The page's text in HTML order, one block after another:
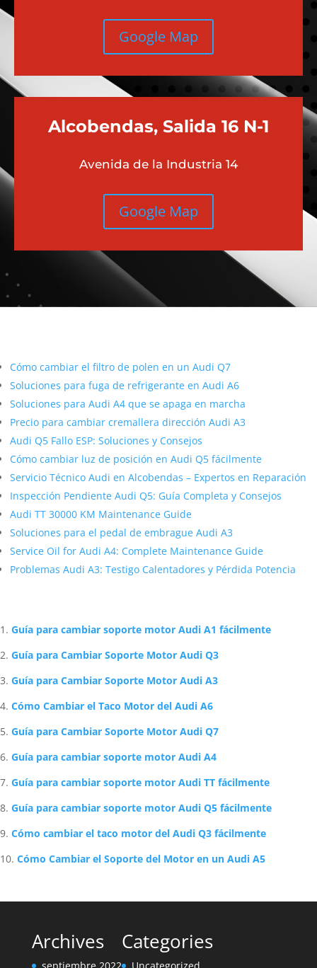
Google Map
Alcobendas, Salida 16 N-1
Avenida de la Industria 14
Google Map
Cómo cambiar el filtro de polen en un Audi Q7
Soluciones para fuga de refrigerante en Audi A6
Soluciones para Audi A4 que se apaga en marcha
Precio para cambiar cremallera dirección Audi A3
Audi Q5 Fallo ESP: Soluciones y Consejos
Cómo cambiar luz de posición en Audi Q5 fácilmente
Servicio Técnico Audi en Alcobendas – Expertos en Reparación
Inspección Pendiente Audi Q5: Guía Completa y Consejos
Audi TT 30000 KM Maintenance Guide
Soluciones para el pedal de embrague Audi A3
Service Oil for Audi A4: Complete Maintenance Guide
Problemas Audi A3: Testigo Calentadores y Pérdida Potencia
Guía para cambiar soporte motor Audi A1 fácilmente
Guía para Cambiar Soporte Motor Audi Q3
Guía para Cambiar Soporte Motor Audi A3
Cómo Cambiar el Taco Motor del Audi A6
Guía para Cambiar Soporte Motor Audi Q7
Guía para cambiar soporte motor Audi A4
Guía para cambiar soporte motor Audi TT fácilmente
Guía para cambiar soporte motor Audi Q5 fácilmente
Cómo cambiar el taco motor del Audi Q3 fácilmente
Cómo Cambiar el Soporte del Motor en un Audi A5
Archives Categories